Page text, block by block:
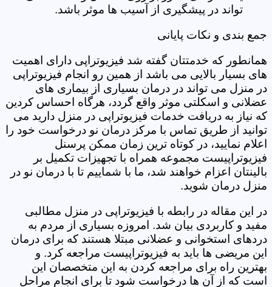
تواند در پیشگیری از آسیب ها موثر باشد.
جمع بندی و نکات پایانی
همانطور که خدمتتان گفته شد فیزیوتراپی دارای اهمیت
های بسیار بالایی می باشد از همین رو انجام فیزیوتراپی
در منزل می تواند در درمان بسیاری از بیماری های
عضلانی و اسکلتی موثر واقع گردد، هرگاه احساس کردین
که نیاز به دریافت خدمات فیزیوتراپی در منزل دارید می
توانید از طریق تماس با مرکز درمان نو درخواست خود را
اعلام نمایید، در کوتاه ترین زمان ممکن پرسنل
فیزیوتراپیست مجموعه همراه با تجهیزات تکمیل بر
بالینتان اعزام خواهند شد، ما با شماییم تا با درمان نو در
منزل درمان شوید.
در این مقاله در رابطه با فیزیوتراپی در منزل مطالبی
مفید و کاربردی بیان شد. امروزه بسیاری از مردم به
دردهای استخوانی و عضلانی مبتلا هستند که برای درمان
این مریضی ها باید به فیزیوتراپیست مراجعه کرد. و
بهترین راه برای مراجعه کردن به این متخصصان این
است که از آن ها درخواست شود تا برای انجام مراحل